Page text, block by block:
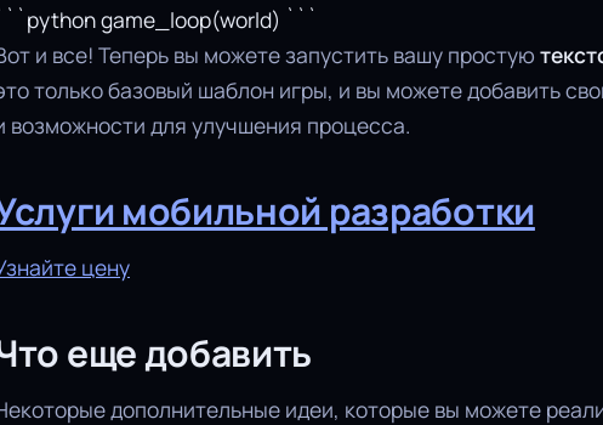
game_loop(world) ```
и все! Теперь вы можете запустить вашу простую
только базовый шаблон игры, и вы можете добавить
возможности для улучшения процесса.
мобильной разработки
цену
еще добавить
дополнительные идеи, которые вы можете